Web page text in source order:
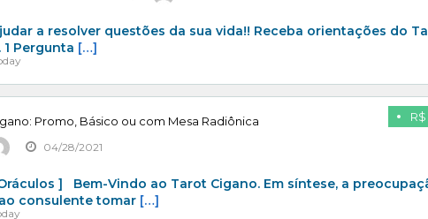
a resolver questões da sua vida!! Receba orientações do
Pergunta […]
Promo, Básico ou com Mesa Radiônica
04/28/2021
] Bem-Vindo ao Tarot Cigano. Em síntese, a
consulente tomar […]